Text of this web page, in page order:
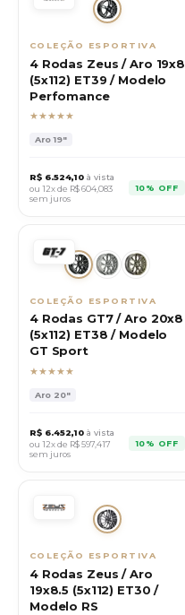
COLEÇÃO ESPORTIVA
4 Rodas Zeus / Aro 19x8
(5x112) ET39 / Modelo
Perfomance
★★★★★
Aro19"
R$ 6.524,10 à vista
ou 12x de R$604,083
sem juros
10% OFF
COLEÇÃO ESPORTIVA
4 Rodas GT7 / Aro 20x8
(5x112) ET38 / Modelo
GT Sport
★★★★★
Aro 20"
R$ 6.452,10 à vista
ou 12x de R$597,417
sem juros
10% OFF
COLEÇÃO ESPORTIVA
4 Rodas Zeus / Aro
19x8.5 (5x112) ET30 /
Modelo RS